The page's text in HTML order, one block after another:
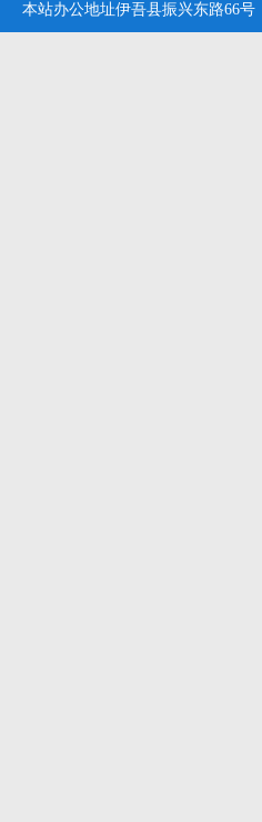
本站办公地址伊吾县振兴东路66号